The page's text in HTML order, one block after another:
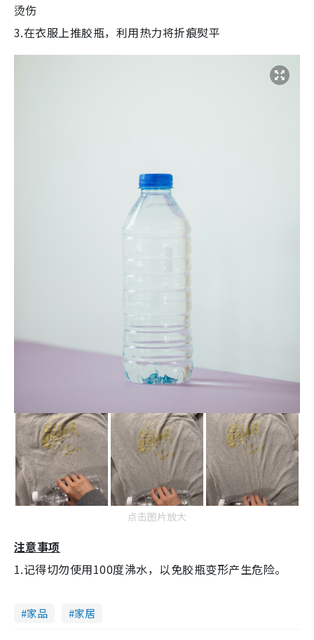
烫伤
3.在衣服上推胶瓶，利用热力将折痕熨平
点击图片放大
注意事项
1.记得切勿使用100度沸水，以免胶瓶变形产生危险。
家品 家居